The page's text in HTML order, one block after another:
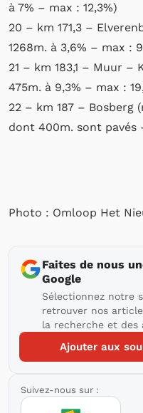
à 7% – max : 12,3%)
20 – km 171,3 –
1268m. à 3,6% – max :
21 – km 183,1 – Muur –
475m. à 9,3% – max :
22 – km 187 – Bosberg
dont 400m. sont pavés
Photo : Omloop Het
Faites de nous
Google
Sélectionnez notre
retrouver nos
la recherche et des
Ajouter aux
Suivez-nous sur :